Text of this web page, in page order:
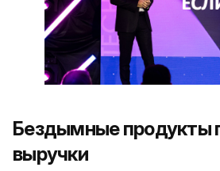
Бездымные продукты
выручки